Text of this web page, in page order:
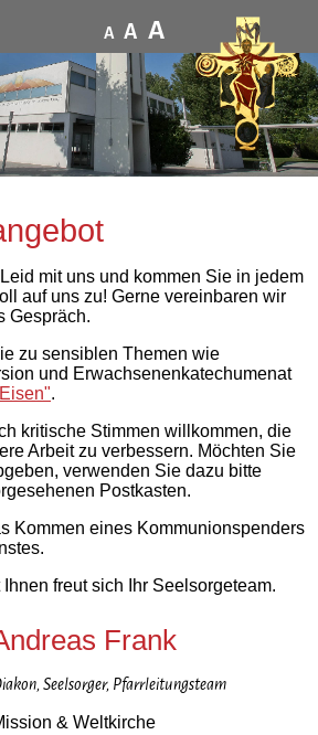
A A A
mit uns und kommen Sie in jedem
auf uns zu! Gerne vereinbaren wir
Gespräch.
zu sensiblen Themen wie
und Erwachsenenkatechumenat
.
kritische Stimmen willkommen, die
Arbeit zu verbessern. Möchten Sie
verwenden Sie dazu bitte
Postkasten.
Kommen eines Kommunionspenders
freut sich Ihr Seelsorgeteam.
Frank
Seelsorger, Pfarrleitungsteam
& Weltkirche